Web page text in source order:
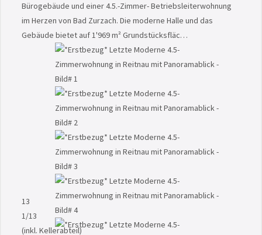
Bürogebäude und einer 4.5.-Zimmer- Betriebsleiterwohnung
im Herzen von Bad Zurzach. Die moderne Halle und das
Gebäude bietet auf 1'969 m² Grundstücksfläc…
13
1/13
(inkl. Kellerabteil)